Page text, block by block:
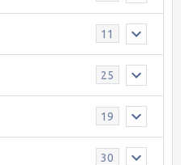
11
25
19
30